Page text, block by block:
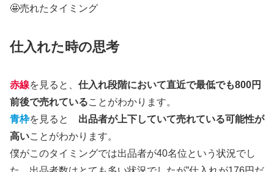
🤩売れたタイミング
仕入れた時の思考
赤線を見ると、 仕入れ段階において直近で最低でも800円
前後で売れていることがわかります。
青枠を見ると 出品者が上下していて売れている可能性が
高いことがわかります。
僕がこのタイミングでは出品者が40名位という状況でし